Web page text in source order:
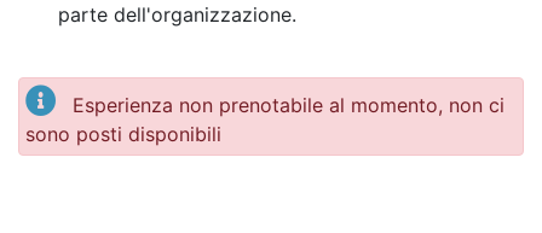
parte dell'organizzazione.
Esperienza non prenotabile al momento, non ci
sono posti disponibili